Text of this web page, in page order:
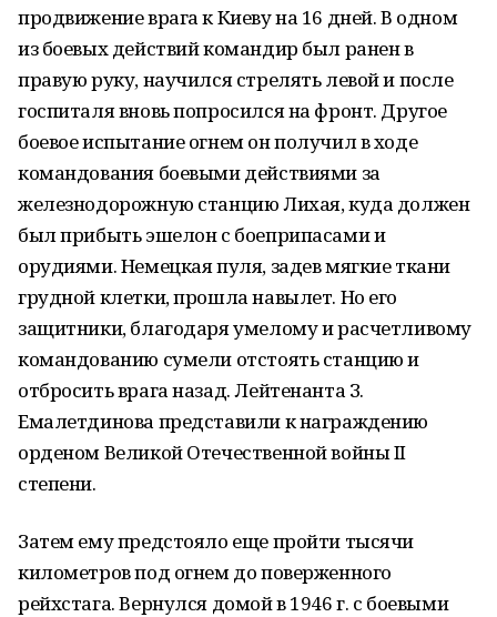
продвижение врага к Киеву на 16 дней. В одном
из боевых действий командир был ранен в
правую руку, научился стрелять левой и после
госпиталя вновь попросился на фронт. Другое
боевое испытание огнем он получил в ходе
командования боевыми действиями за
железнодорожную станцию Лихая, куда должен
был прибыть эшелон с боеприпасами и
орудиями. Немецкая пуля, задев мягкие ткани
грудной клетки, прошла навылет. Но его
защитники, благодаря умелому и расчетливому
командованию сумели отстоять станцию и
отбросить врага назад. Лейтенанта З.
Емалетдинова представили к награждению
орденом Великой Отечественной войны II
степени.
Затем ему предстояло еще пройти тысячи
километров под огнем до поверженного
рейхстага. Вернулся домой в 1946 г. с боевыми